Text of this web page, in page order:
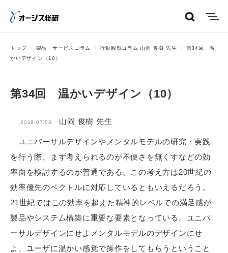
トップ 製品・サービスコラム 行動観察コラム 山岡 俊樹 先生
第34回 温
かいデザイン（10）
第34回 温かいデザイン（10）
2019.07.03 山岡 俊樹 先生
ユニバーサルデザインやメンタルモデルの研究・実践
を行う際、まず考えられるのが不便さを無くすなどの効
率面を検討するのが普通である。この考え方は20世紀の
効率優先のベクトルに対応しているともいえるだろう。
21世紀ではこの効率を超えた精神的レベルでの満足感が
製品やシステム構築に重要な要素となっている。ユニバ
ーサルデザインにせよメンタルモデルのデザインにせ
よ、ユーザに温かい感覚で操作をしてもらうということ